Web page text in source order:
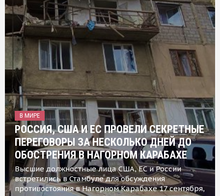
В МИРЕ
РОССИЯ, США И ЕС ПРОВЕЛИ СЕКРЕТНЫЕ
ПЕРЕГОВОРЫ ЗА НЕСКОЛЬКО ДНЕЙ ДО
ОБОСТРЕНИЯ В НАГОРНОМ КАРАБАХЕ
Высшие должностные лица США, ЕС и России
встретились в Стамбуле для обсуждения
противостояния в Нагорном Карабахе 17 сентября,